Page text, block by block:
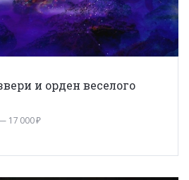
и орден веселого
17 000 ₽